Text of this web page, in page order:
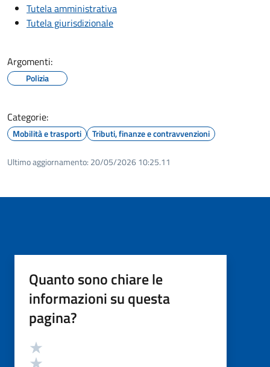
Tutela amministrativa
Tutela giurisdizionale
Argomenti:
Polizia
Categorie:
Mobilità e trasporti Tributi, finanze e contravvenzioni
Ultimo aggiornamento: 20/05/2026 10:25.11
Quanto sono chiare le
informazioni su questa
pagina?
Valutazione